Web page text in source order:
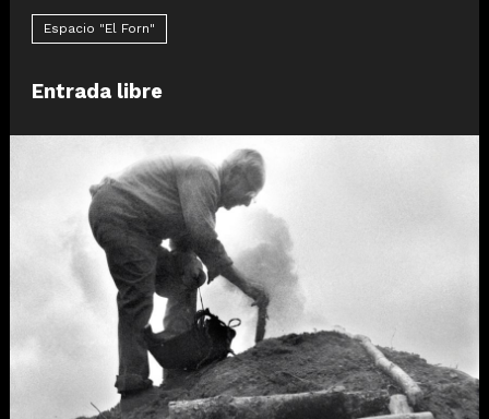
Espacio "El Forn"
Entrada libre